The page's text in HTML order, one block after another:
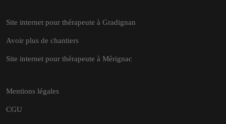
Site internet pour thérapeute à Gradignan
Avoir plus de chantiers
Site internet pour thérapeute à Mérignac
Mentions légales
CGU